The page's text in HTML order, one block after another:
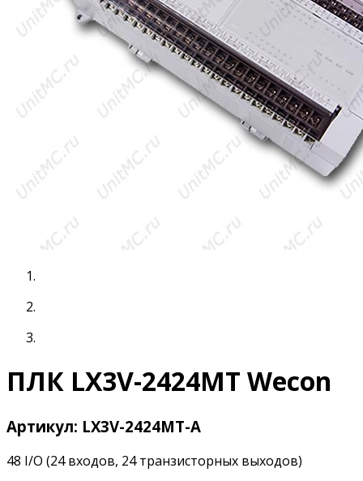
ПЛК LX3V-2424MT Wecon
Артикул: LX3V-2424MT-A
48 I/O (24 входов, 24 транзисторных выходов)